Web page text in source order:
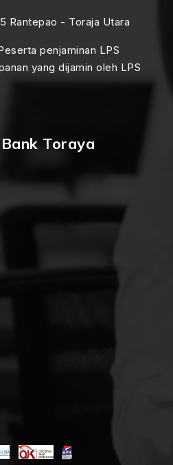
Rantepao - Toraja Utara
penjaminan LPS
yang dijamin oleh LPS
Toraya